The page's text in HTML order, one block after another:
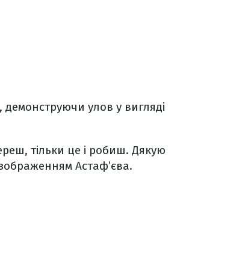
демонструючи улов у вигляді
тільки це і робиш. Дякую
Астаф’єва.